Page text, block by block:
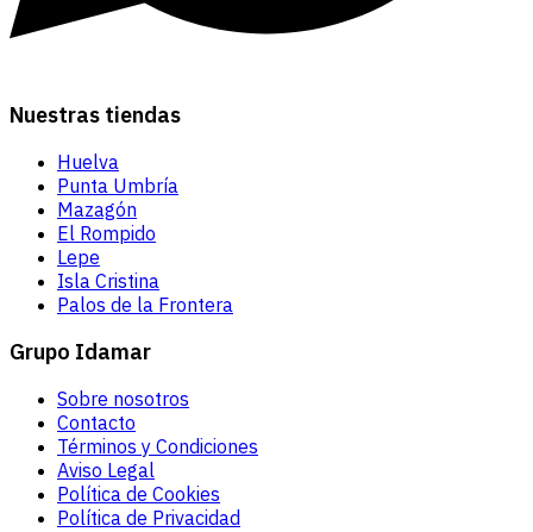
Nuestras tiendas
Huelva
Punta Umbría
Mazagón
El Rompido
Lepe
Isla Cristina
Palos de la Frontera
Grupo Idamar
Sobre nosotros
Contacto
Términos y Condiciones
Aviso Legal
Política de Cookies
Política de Privacidad